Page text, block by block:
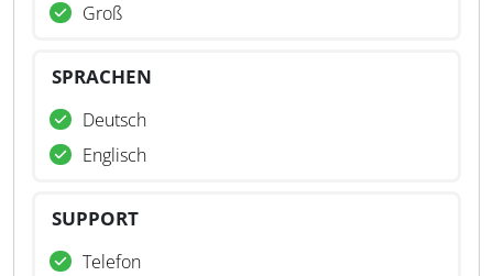
Groß
SPRACHEN
Deutsch
Englisch
SUPPORT
Telefon